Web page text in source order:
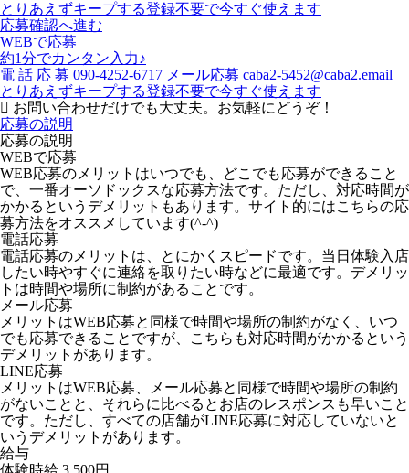
とりあえずキープする登録不要で今すぐ使えます
応募確認へ進む
WEBで応募
約1分でカンタン入力♪
電 話 応 募 090-4252-6717 メール応募 caba2-5452@caba2.email
とりあえずキープする登録不要で今すぐ使えます
お問い合わせだけでも大丈夫。お気軽にどうぞ！
応募の説明
応募の説明
WEBで応募
WEB応募のメリットはいつでも、どこでも応募ができること
で、一番オーソドックスな応募方法です。ただし、対応時間が
かかるというデメリットもあります。サイト的にはこちらの応
募方法をオススメしています(^-^)
電話応募
電話応募のメリットは、とにかくスピードです。当日体験入店
したい時やすぐに連絡を取りたい時などに最適です。デメリッ
トは時間や場所に制約があることです。
メール応募
メリットはWEB応募と同様で時間や場所の制約がなく、いつ
でも応募できることですが、こちらも対応時間がかかるという
デメリットがあります。
LINE応募
メリットはWEB応募、メール応募と同様で時間や場所の制約
がないことと、それらに比べるとお店のレスポンスも早いこと
です。ただし、すべての店舗がLINE応募に対応していないと
いうデメリットがあります。
給与
体験時給 3,500円